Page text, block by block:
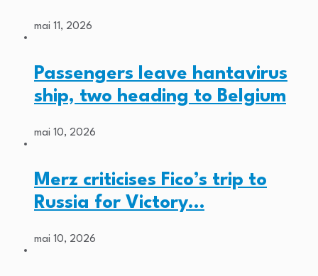
mai 11, 2026
Passengers leave hantavirus
ship, two heading to Belgium
mai 10, 2026
Merz criticises Fico’s trip to
Russia for Victory…
mai 10, 2026